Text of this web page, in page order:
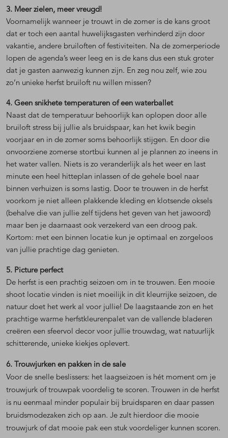
3. Meer zielen, meer vreugd!
Voornamelijk wanneer je trouwt in de zomer is de kans groot
dat er toch een aantal huwelijksgasten verhinderd zijn door
vakantie, andere bruiloften of festiviteiten. Na de zomerperiode
lopen de agenda’s weer leeg en is de kans dus een stuk groter
dat je gasten aanwezig kunnen zijn. En zeg nou zelf, wie zou
zo’n unieke herfst bruiloft nu willen missen?
4. Geen snikhete temperaturen of een waterballet
Naast dat de temperatuur behoorlijk kan oplopen door alle
bruiloft stress bij jullie als bruidspaar, kan het kwik begin
voorjaar en in de zomer soms behoorlijk stijgen. En door die
onvoorziene zomerse stortbui kunnen al je plannen zo ineens in
het water vallen. Niets is zo veranderlijk als het weer en last
minute een heel hitteplan inlassen of de gehele boel naar
binnen verhuizen is soms lastig. Door te trouwen in de herfst
voorkom je niet alleen plakkende kleding en klotsende oksels
(behalve die van jullie zelf tijdens het geven van het jawoord)
maar ben je daarnaast ook verzekerd van een droog pak.
Kortom: met een binnen locatie kun je optimaal en zorgeloos
van jullie prachtige dag genieten.
5. Picture perfect
De herfst is een prachtig seizoen om in te trouwen. Een mooie
shoot locatie vinden is niet moeilijk in dit kleurrijke seizoen, de
natuur doet het werk al voor jullie! De laagstaande zon en het
prachtige warme herfstkleurenpalet van de vallende bladeren
creëren een sfeervol decor voor jullie trouwdag, wat natuurlijk
schitterende, unieke kiekjes oplevert.
6. Trouwjurken en pakken in de sale
Voor de snelle beslissers: het laagseizoen is hét moment om je
trouwjurk of trouwpak voordelig te scoren. Trouwen in de herfst
is nu eenmaal minder populair bij bruidsparen en daar passen
bruidsmodezaken zich op aan. Je zult hierdoor die mooie
trouwjurk of dat mooie pak een stuk voordeliger kunnen scoren.